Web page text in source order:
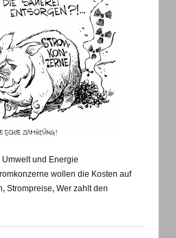
Umwelt und Energie
wollen die Kosten auf
, Strompreise, Wer zahlt den